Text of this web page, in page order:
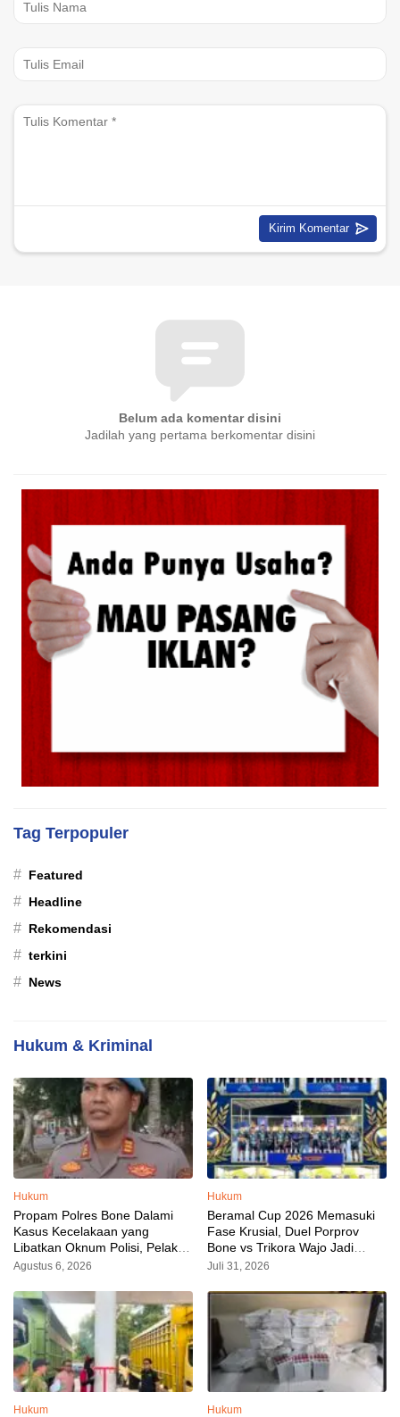
Belum ada komentar disini
Jadilah yang pertama berkomentar disini
Tag Terpopuler
# Featured
# Headline
# Rekomendasi
# terkini
# News
Hukum & Kriminal
Hukum
Propam Polres Bone Dalami
Kasus Kecelakaan yang
Libatkan Oknum Polisi, Pelaku
Sudah Diamankan
Agustus 6, 2026
Hukum
Beramal Cup 2026 Memasuki
Fase Krusial, Duel Porprov
Bone vs Trikora Wajo Jadi
Sorotan Malam Ini
Juli 31, 2026
Hukum Hukum